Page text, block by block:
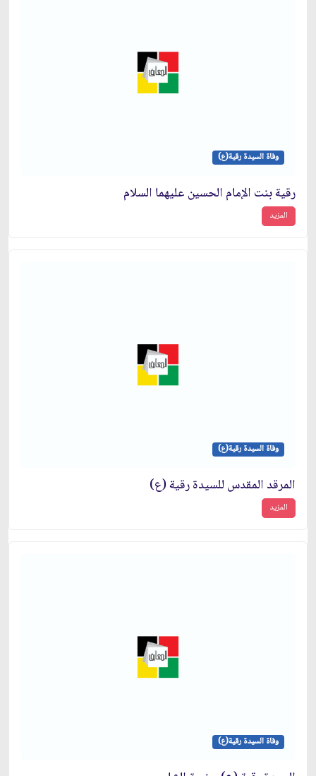
وفاة السيدة رقية(ع)
رقية بنت الإمام الحسين عليهما السلام
المزيد
وفاة السيدة رقية(ع)
المرقد المقدس للسيدة رقية (ع)
المزيد
وفاة السيدة رقية(ع)